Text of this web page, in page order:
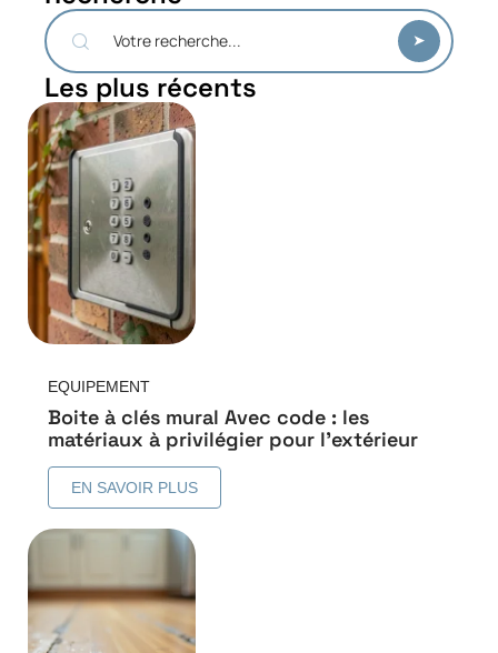
Les plus récents
EQUIPEMENT
Boite à clés mural Avec code : les
matériaux à privilégier pour l’extérieur
EN SAVOIR PLUS